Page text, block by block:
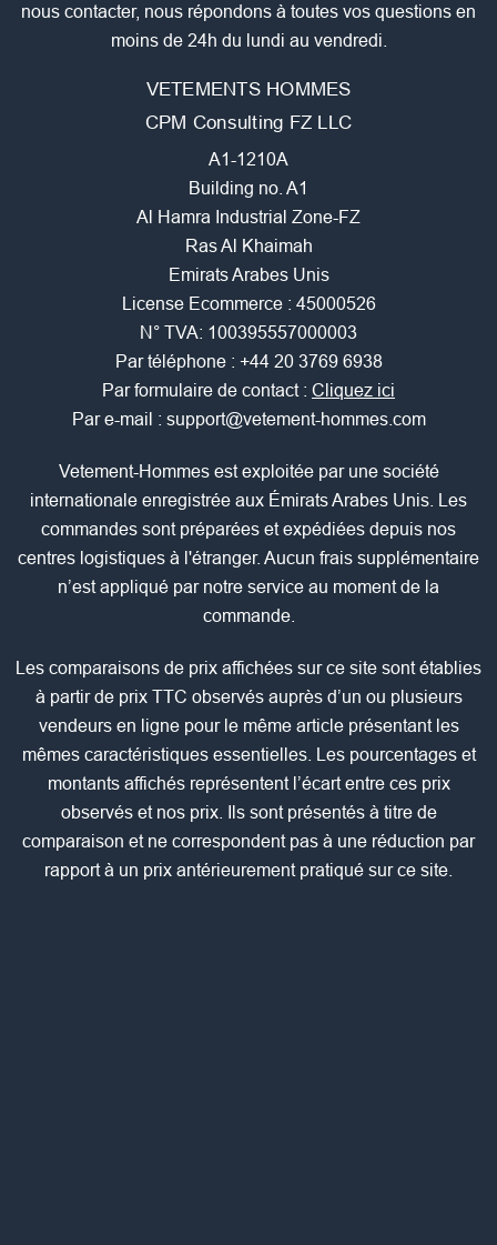
nous contacter, nous répondons à toutes vos questions en
moins de 24h du lundi au vendredi.
VETEMENTS HOMMES
CPM Consulting FZ LLC
A1-1210A
Building no. A1
Al Hamra Industrial Zone-FZ
Ras Al Khaimah
Emirats Arabes Unis
License Ecommerce : 45000526
N° TVA: 100395557000003
Par téléphone : +44 20 3769 6938
Par formulaire de contact : Cliquez ici
Par e-mail : support@vetement-hommes.com
Vetement-Hommes est exploitée par une société
internationale enregistrée aux Émirats Arabes Unis. Les
commandes sont préparées et expédiées depuis nos
centres logistiques à l'étranger. Aucun frais supplémentaire
n’est appliqué par notre service au moment de la
commande.
Les comparaisons de prix affichées sur ce site sont établies
à partir de prix TTC observés auprès d’un ou plusieurs
vendeurs en ligne pour le même article présentant les
mêmes caractéristiques essentielles. Les pourcentages et
montants affichés représentent l’écart entre ces prix
observés et nos prix. Ils sont présentés à titre de
comparaison et ne correspondent pas à une réduction par
rapport à un prix antérieurement pratiqué sur ce site.